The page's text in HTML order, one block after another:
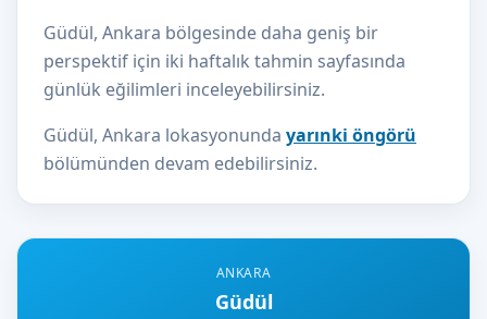
ANKARA
Güdül
Güdül, Ankara bölgesinde daha geniş bir
perspektif için iki haftalık tahmin sayfasında
günlük eğilimleri inceleyebilirsiniz.
Güdül, Ankara lokasyonunda yarınki öngörü
bölümünden devam edebilirsiniz.